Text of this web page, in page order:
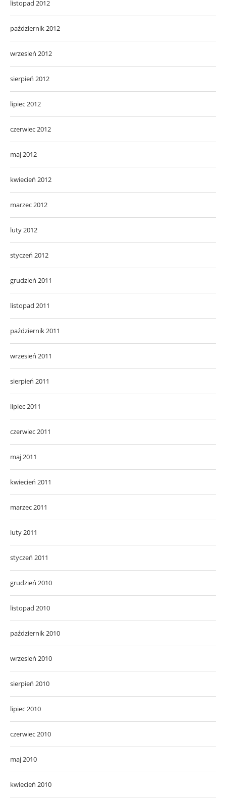
listopad 2012
październik 2012
wrzesień 2012
sierpień 2012
lipiec 2012
czerwiec 2012
maj 2012
kwiecień 2012
marzec 2012
luty 2012
styczeń 2012
grudzień 2011
listopad 2011
październik 2011
wrzesień 2011
sierpień 2011
lipiec 2011
czerwiec 2011
maj 2011
kwiecień 2011
marzec 2011
luty 2011
styczeń 2011
grudzień 2010
listopad 2010
październik 2010
wrzesień 2010
sierpień 2010
lipiec 2010
czerwiec 2010
maj 2010
kwiecień 2010